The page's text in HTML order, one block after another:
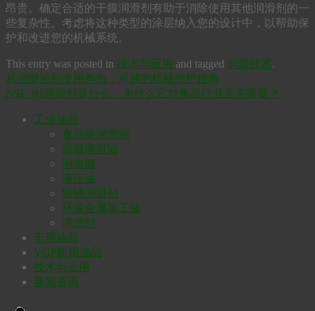
昂贵。确定合适的干膜润滑剂有助于消除使用其他润滑剂的一
些复杂性。考虑将这种类型的涂层纳入您的设计中，以帮助保
护和改进您的机械系统。
This entry was posted in 技术与应用 and tagged 润滑技术.
从润滑油到使用寿命：卓越的机械维护指南
NSF 3H润滑剂是什么，为什么它对食品行业至关重要？
工业油品
食品级润滑油
高温润滑油
润滑脂
液压油
防锈润滑剂
环保金属加工油
清洗剂
车用油品
VGP船用油品
技术与应用
新闻资讯